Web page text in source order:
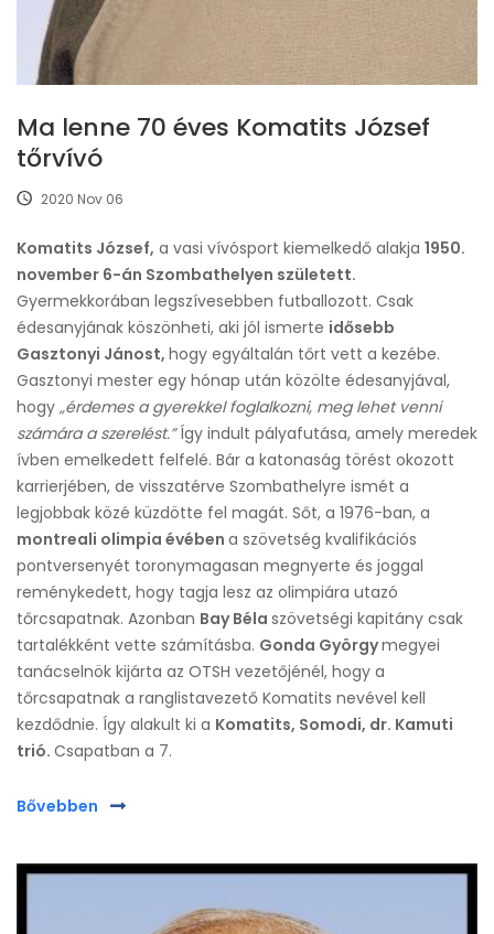
Ma lenne 70 éves Komatits József
tőrvívó
2020 Nov 06
Komatits József, a vasi vívósport kiemelkedő alakja 1950.
november 6-án Szombathelyen született.
Gyermekkorában legszívesebben futballozott. Csak
édesanyjának köszönheti, aki jól ismerte idősebb
Gasztonyi Jánost, hogy egyáltalán tőrt vett a kezébe.
Gasztonyi mester egy hónap után közölte édesanyjával,
hogy „érdemes a gyerekkel foglalkozni, meg lehet venni
számára a szerelést.”Így indult pályafutása, amely meredek
ívben emelkedett felfelé. Bár a katonaság törést okozott
karrierjében, de visszatérve Szombathelyre ismét a
legjobbak közé küzdötte fel magát. Sőt, a 1976-ban, a
montreali olimpia évében a szövetség kvalifikációs
pontversenyét toronymagasan megnyerte és joggal
reménykedett, hogy tagja lesz az olimpiára utazó
tőrcsapatnak. Azonban Bay Béla szövetségi kapitány csak
tartalékként vette számításba. Gonda Györgymegyei
tanácselnök kijárta az OTSH vezetőjénél, hogy a
tőrcsapatnak a ranglistavezető Komatits nevével kell
kezdődnie. Így alakult ki a Komatits, Somodi, dr. Kamuti
trió. Csapatban a 7.
Bővebben